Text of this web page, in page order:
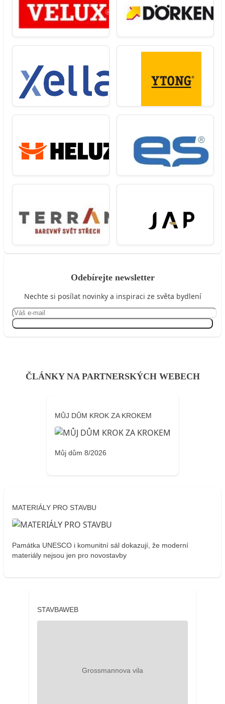
Odebírejte newsletter
Nechte si posílat novinky a inspiraci ze světa bydlení
ČLÁNKY NA PARTNERSKÝCH WEBECH
MŮJ DŮM KROK ZA KROKEM
Můj dům 8/2026
MATERIÁLY PRO STAVBU
Památka UNESCO i komunitní sál dokazují, že moderní
materiály nejsou jen pro novostavby
STAVBAWEB